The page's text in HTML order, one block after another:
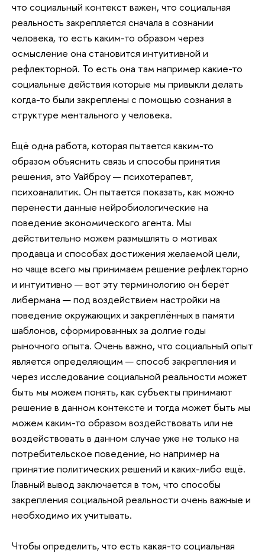
что социальный контекст важен, что социальная
реальность закрепляется сначала в сознании
человека, то есть каким-то образом через
осмысление она становится интуитивной и
рефлекторной. То есть она там например какие-то
социальные действия которые мы привыкли делать
когда-то были закреплены с помощью сознания в
структуре ментального у человека.
Ещё одна работа, которая пытается каким-то
образом объяснить связь и способы принятия
решения, это Уайброу — психотерапевт,
психоаналитик. Он пытается показать, как можно
перенести данные нейробиологические на
поведение экономического агента. Мы
действительно можем размышлять о мотивах
продавца и способах достижения желаемой цели,
но чаще всего мы принимаем решение рефлекторно
и интуитивно — вот эту терминологию он берёт
либермана — под воздействием настройки на
поведение окружающих и закреплённых в памяти
шаблонов, сформированных за долгие годы
рыночного опыта. Очень важно, что социальный опыт
является определяющим — способ закрепления и
через исследование социальной реальности может
быть мы можем понять, как субъекты принимают
решение в данном контексте и тогда может быть мы
можем каким-то образом воздействовать или не
воздействовать в данном случае уже не только на
потребительское поведение, но например на
принятие политических решений и каких-либо ещё.
Главный вывод заключается в том, что способы
закрепления социальной реальности очень важные и
необходимо их учитывать.
Чтобы определить, что есть какая-то социальная